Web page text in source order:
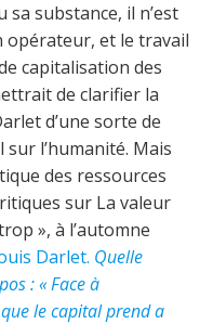
substance, il n’est
opérateur, et le travail
capitalisation des
de clarifier la
d’une sorte de
l’humanité. Mais
des ressources
sur La valeur
», à l’automne
Darlet. Quelle
: « Face à
le capital prend a